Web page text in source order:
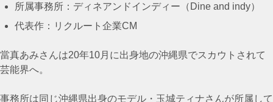
所属事務所：ディネアンドインディー（Dine and indy）
代表作：リクルート企業CM
當真あみさんは20年10月に出身地の沖縄県でスカウトされて
芸能界へ。
事務所は同じ沖縄県出身のモデル・玉城ティナさんが所属して